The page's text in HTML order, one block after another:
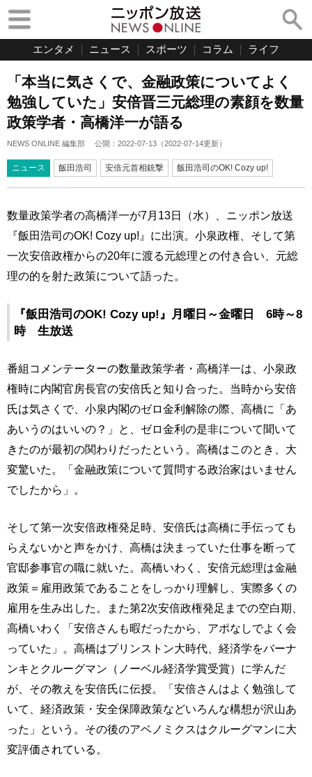
エンタメ ニュース スポーツ コラム ライフ
「本当に気さくで、金融政策についてよく
勉強していた」安倍晋三元総理の素顔を数量
政策学者・高橋洋一が語る
NEWS ONLINE 編集部 公開： 2022-07-13 （2022-07-14更新）
ニュース 飯田浩司 安倍元首相銃撃 飯田浩司のOK! Cozy up!
数量政策学者の高橋洋一が7月13日（水）、ニッポン放送
『飯田浩司のOK! Cozy up!』に出演。小泉政権、そして第
一次安倍政権からの20年に渡る元総理との付き合い、元総
理の的を射た政策について語った。
『飯田浩司のOK! Cozy up!』月曜日～金曜日 6時～8
時 生放送
番組コメンテーターの数量政策学者・高橋洋一は、小泉政
権時に内閣官房長官の安倍氏と知り合った。当時から安倍
氏は気さくで、小泉内閣のゼロ金利解除の際、高橋に「あ
あいうのはいいの？」と、ゼロ金利の是非について聞いて
きたのが最初の関わりだったという。高橋はこのとき、大
変驚いた。「金融政策について質問する政治家はいません
でしたから」。
そして第一次安倍政権発足時、安倍氏は高橋に手伝っても
らえないかと声をかけ、高橋は決まっていた仕事を断って
官邸参事官の職に就いた。高橋いわく、安倍元総理は金融
政策＝雇用政策であることをしっかり理解し、実際多くの
雇用を生み出した。また第2次安倍政権発足までの空白期、
高橋いわく「安倍さんも暇だったから、アポなしでよく会
っていた」。高橋はプリンストン大時代、経済学をバーナ
ンキとクルーグマン（ノーベル経済学賞受賞）に学んだ
が、その教えを安倍氏に伝授。「安倍さんはよく勉強して
いて、経済政策・安全保障政策などいろんな構想が沢山あ
った」という。その後のアベノミクスはクルーグマンに大
変評価されている。